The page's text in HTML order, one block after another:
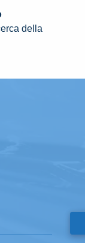
della